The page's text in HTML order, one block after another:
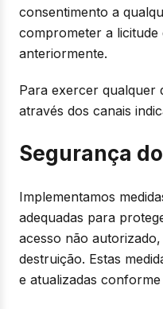
consentimento a
comprometer a
anteriormente.
Para exercer qualquer
através dos canais
Segurança
Implementamos
adequadas para
acesso não
destruição. Estas
e atualizadas